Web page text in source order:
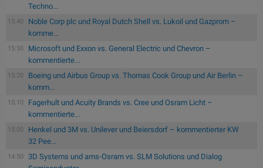
Techno...
15:40
Noble Corp plc und Royal Dutch Shell vs. Lukoil und Gazprom –
komme...
15:30
Microsoft und Exxon vs. General Electric und Chevron –
kommentierte...
15:20
Boeing und Airbus Group vs. Thomas Cook Group und Air Berlin –
komm...
15:10
Fagerhult und Acuity Brands vs. Cree und Osram Licht –
kommentierte...
15:00
Henkel und 3M vs. Unilever und Beiersdorf – kommentierter KW
32 Pee...
14:50
3D Systems und ams-Osram vs. SLM Solutions und Dialog